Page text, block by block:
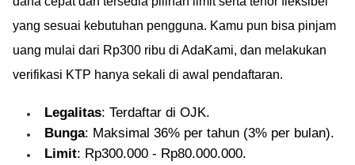
yang sesuai kebutuhan pengguna. Kamu pun bisa pinjam
uang mulai dari Rp300 ribu di AdaKami, dan melakukan
verifikasi KTP hanya sekali di awal pendaftaran.
Legalitas: Terdaftar di OJK.
Bunga: Maksimal 36% per tahun (3% per bulan).
Limit: Rp300.000 - Rp80.000.000.